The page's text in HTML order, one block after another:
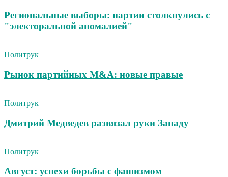
Региональные выборы: партии столкнулись с
"электоральной аномалией"
Политрук
Рынок партийных M&A: новые правые
Политрук
Дмитрий Медведев развязал руки Западу
Политрук
Август: успехи борьбы с фашизмом